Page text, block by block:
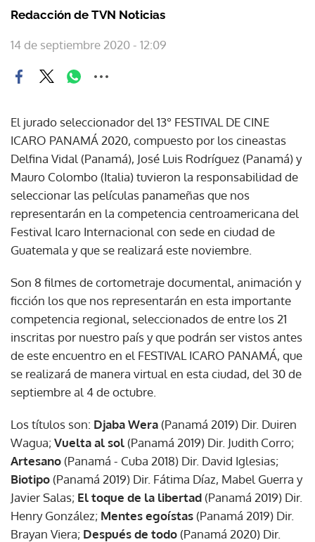
Redacción de TVN Noticias
14 de septiembre 2020 - 12:09
El jurado seleccionador del 13° FESTIVAL DE CINE
ICARO PANAMÁ 2020, compuesto por los cineastas
Delfina Vidal (Panamá), José Luis Rodríguez (Panamá) y
Mauro Colombo (Italia) tuvieron la responsabilidad de
seleccionar las películas panameñas que nos
representarán en la competencia centroamericana del
Festival Icaro Internacional con sede en ciudad de
Guatemala y que se realizará este noviembre.
Son 8 filmes de cortometraje documental, animación y
ficción los que nos representarán en esta importante
competencia regional, seleccionados de entre los 21
inscritas por nuestro país y que podrán ser vistos antes
de este encuentro en el FESTIVAL ICARO PANAMÁ, que
se realizará de manera virtual en esta ciudad, del 30 de
septiembre al 4 de octubre.
Los títulos son: Djaba Wera (Panamá 2019) Dir. Duiren
Wagua;Vuelta al sol (Panamá 2019) Dir. Judith Corro;
Artesano (Panamá - Cuba 2018) Dir. David Iglesias;
Biotipo (Panamá 2019) Dir. Fátima Díaz, Mabel Guerra y
Javier Salas; El toque de la libertad (Panamá 2019) Dir.
Henry González; Mentes egoístas (Panamá 2019) Dir.
Brayan Viera; Después de todo (Panamá 2020) Dir.